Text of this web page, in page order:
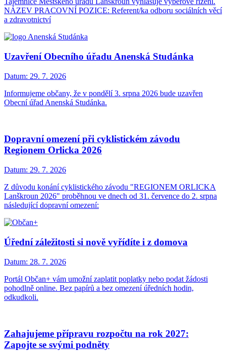
NÁZEV PRACOVNÍ POZICE: Referent/ka odboru sociálních věcí
a zdravotnictví
Uzavření Obecního úřadu Anenská Studánka
Datum: 29. 7. 2026
Informujeme občany, že v pondělí 3. srpna 2026 bude uzavřen
Obecní úřad Anenská Studánka.
Dopravní omezení při cyklistickém závodu
Regionem Orlicka 2026
Datum: 29. 7. 2026
Z důvodu konání cyklistického závodu "REGIONEM ORLICKA
Lanškroun 2026" proběhnou ve dnech od 31. července do 2. srpna
následující dopravní omezení:
Úřední záležitosti si nově vyřídíte i z domova
Datum: 28. 7. 2026
Portál Občan+ vám umožní zaplatit poplatky nebo podat žádosti
pohodlně online. Bez papírů a bez omezení úředních hodin,
odkudkoli.
Zahajujeme přípravu rozpočtu na rok 2027:
Zapojte se svými podněty